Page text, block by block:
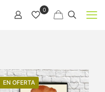
0
EN OFERTA